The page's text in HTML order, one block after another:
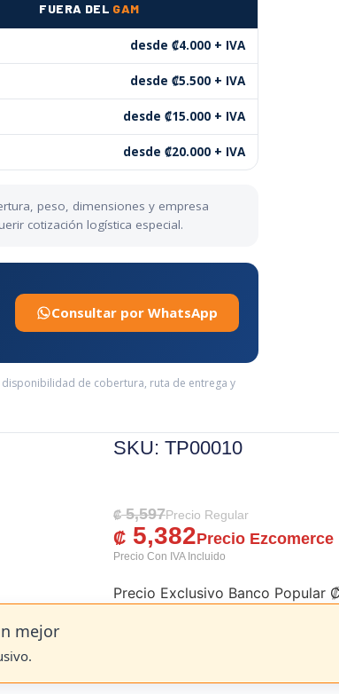
FUERA DEL GAM
desde ₡4.000 + IVA
desde ₡5.500 + IVA
desde ₡15.000 + IVA
desde ₡20.000 + IVA
peso, dimensiones y empresa
cotización logística especial.
Consultar por WhatsApp
de cobertura, ruta de entrega y
SKU: TP00010
₡5,597
El Precio Original Era: ₡ 5,597.
₡ 5,382
El Precio Actual Es: ₡ 5,382.
Precio Exclusivo Banco Popular ₡
mejor